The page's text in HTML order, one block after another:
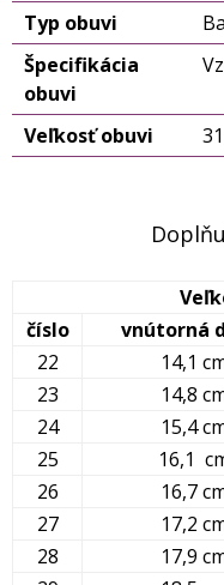
Typ obuvi
Špecifikácia
obuvi
Veľkosť obuvi
číslo
vnútorná
22
14,1
23
14,8
24
15,4
25
16,1
26
16,7
27
17,2
28
17,9